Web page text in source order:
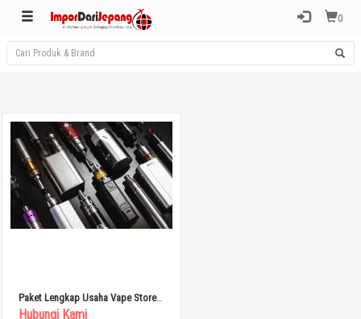
0
Paket Lengkap Usaha Vape Store
(Rokok Elektrik)
Hubungi Kami